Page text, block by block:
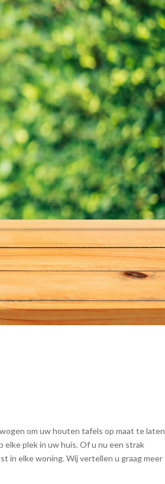
om uw houten tafels op maat te laten
elke plek in uw huis. Of u nu een strak
in elke woning. Wij vertellen u graag meer